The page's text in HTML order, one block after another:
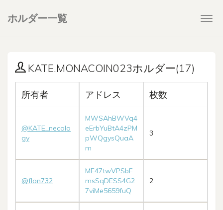
ホルダー一覧
KATE.MONACOIN023ホルダー(17)
所有者 アドレス 枚数
@KATE_necolo
gy
MWSAhBWVq4
eErbYuBtA4zPM
pWQgysQuaA
m
3
@flon732
ME47twVPSbF
msSqDESS4G2
7viMe5659fuQ
2